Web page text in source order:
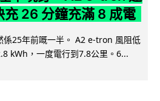
26 分鐘充滿 8 成電
25年前嘅一半。 A2 e-tron 風阻低
kWh，一度電行到7.8公里。6...